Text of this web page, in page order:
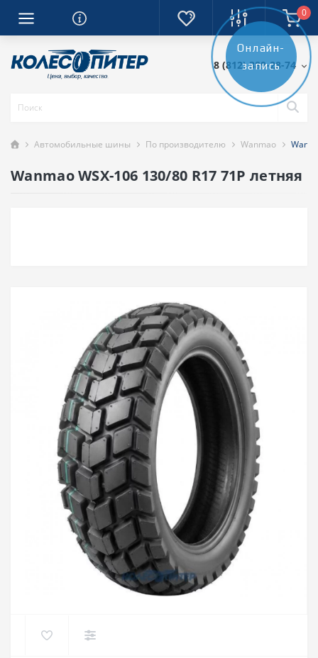
0
8 (812) 389-28-74
Автомобильные шины По производителю Wanmao
Wanmao WSX-106 130/80 R17 71P летняя
Онлайн-
запись